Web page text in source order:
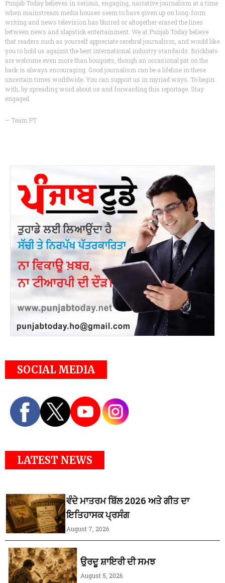
Punjab Today believes in serious, engaging, narrative journalism at a time
when mainstream media houses seem to have given up on long-form
writing and news television has blurred or altogether erased the lines
between news and slapstick entertainment. We at Punjab Today believe
that readers such as yourself appreciate cerebral journalism, and would like
you to hold us against the best international industry standards. Brickbats
are welcome even more than bouquets, though an occasional pat on the
back is always encouraging. Good journalism can be a lifeline in these
uncertain times worldwide. You can support us in myriad ways. To begin
with, by spreading word about us and forwarding this reportage. Stay
engaged.
— Team PT
SOCIAL MEDIA
LATEST NEWS
ਵੰਦੇ ਮਾਤਰਮ ਬਿੱਲ 2026 ਅਤੇ ਗੀਤ ਦਾ
ਇਤਿਹਾਸਕ ਪ੍ਰਸੰਗ
August 7, 2026
ਉਰਦੂ ਸ਼ਾਇਰੀ ਦੀ ਸਮਝ
August 5, 2026